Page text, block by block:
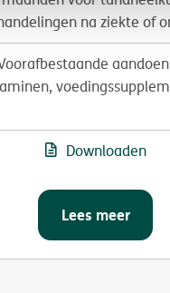
na ziekte of
Downloaden
Lees meer